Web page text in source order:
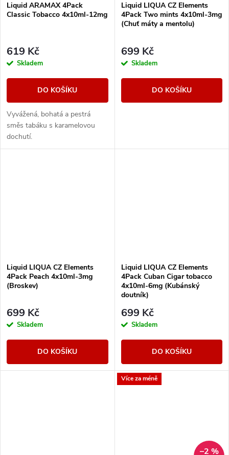
Liquid ARAMAX 4Pack
Classic Tobacco 4x10ml-12mg
619 Kč
Skladem
DO KOŠÍKU
Vyvážená, bohatá a pestrá
směs tabáku s karamelovou
dochutí.
Liquid LIQUA CZ Elements
4Pack Two mints 4x10ml-3mg
(Chuť máty a mentolu)
699 Kč
Skladem
DO KOŠÍKU
Liquid LIQUA CZ Elements
4Pack Peach 4x10ml-3mg
(Broskev)
699 Kč
Skladem
DO KOŠÍKU
Liquid LIQUA CZ Elements
4Pack Cuban Cigar tobacco
4x10ml-6mg (Kubánský
doutník)
699 Kč
Skladem
DO KOŠÍKU
Více za méně
–2 %